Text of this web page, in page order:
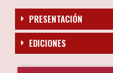
PRESENTACIÓN
EDICIONES